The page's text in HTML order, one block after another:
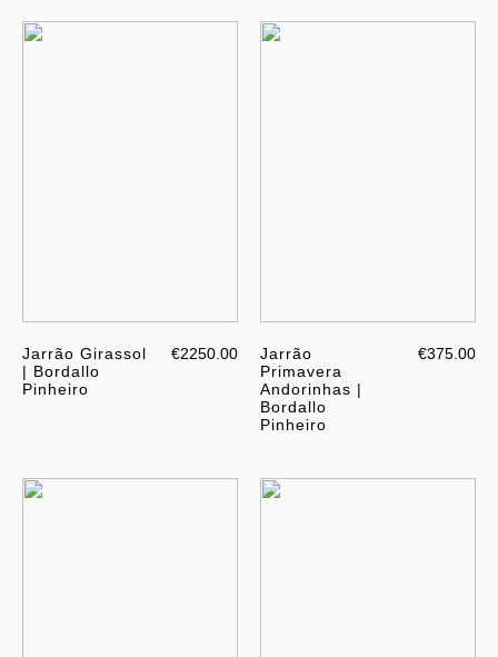
Jarrão Girassol
| Bordallo
Pinheiro
€2250.00
Jarrão
Primavera
Andorinhas |
Bordallo
Pinheiro
€375.00